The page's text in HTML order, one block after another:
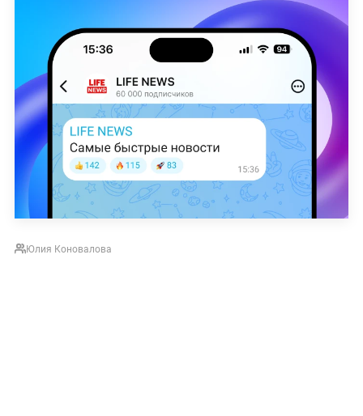
Юлия Коновалова